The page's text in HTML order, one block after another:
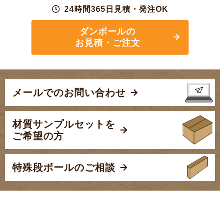
24時間365日見積・発注OK
ダンボールの
お見積・ご注文
メールでのお問い合わせ
材質サンプルセットを
ご希望の方
特殊段ボールのご相談